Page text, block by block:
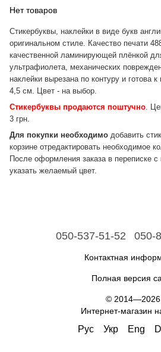
Нет товаров
Стикербуквы, наклейки в виде букв
оригинальном стиле. Качество печати
качественной ламинирующей плёнкой
ультрафиолета, механических
наклейки вырезана по контуру и готова
4,5 см. Цвет - на выбор.
Стикербуквы продаются поштучно.
3 грн.
Для покупки необходимо добавить
корзине отредактировать необходимое
После оформления заказа в переписке с
указать желаемый цвет.
050-537-51-52 050-
Контактная
Полная версия
© 2014—2026
Интернет-магазин
Рус Укр Eng